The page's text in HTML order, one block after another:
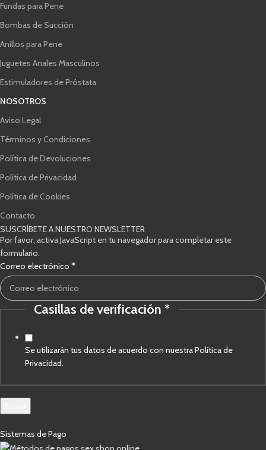
Fundas para Pene
Bombas de Succión
Anillos para Pene
Juguetes Anales Masculinos
Estimuladores de Próstata
NOSOTROS
Aviso Legal
Términos y Condiciones
Política de Devoluciones
Política de Privacidad
Política de Cookies
Contacto
SUSCRÍBETE A NUESTRO NEWSLETTER
Por favor, activa JavaScript en tu navegador para completar este
formulario.
Casillas
verificación
electrónico
Correo electrónico *
Casillas de verificación *
Se utilizarán tus datos de acuerdo con nuestra Política de
Privacidad.
Sistemas de Pago